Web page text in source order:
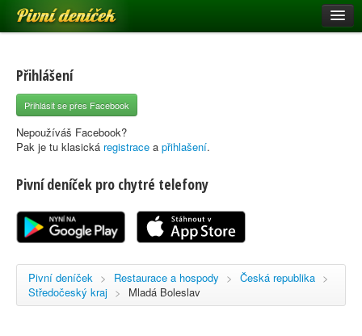
Pivní deníček
Pivní mapa
Pivní značky
Nápověda
Registrace
Přihlášení
Přihlásit se přes Facebook
Nepoužíváš Facebook?
Pak je tu klasická registrace a přihlašení.
Pivní deníček pro chytré telefony
Pivní deníček > Restaurace a hospody > Česká republika >
Středočeský kraj > Mladá Boleslav